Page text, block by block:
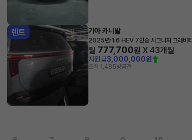
렌트 기아 카니발
2025년·1.6 HEV 7인승 시그니처 그래비티
월 777,700원 X 43개월
지원금3,000,000원
조회 1,485방금전